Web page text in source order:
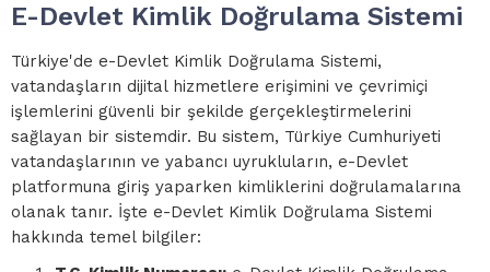
E-Devlet Kimlik Doğrulama Sistemi
Türkiye'de e-Devlet Kimlik Doğrulama Sistemi,
vatandaşların dijital hizmetlere erişimini ve çevrimiçi
işlemlerini güvenli bir şekilde gerçekleştirmelerini
sağlayan bir sistemdir. Bu sistem, Türkiye Cumhuriyeti
vatandaşlarının ve yabancı uyrukluların, e-Devlet
platformuna giriş yaparken kimliklerini doğrulamalarına
olanak tanır. İşte e-Devlet Kimlik Doğrulama Sistemi
hakkında temel bilgiler: